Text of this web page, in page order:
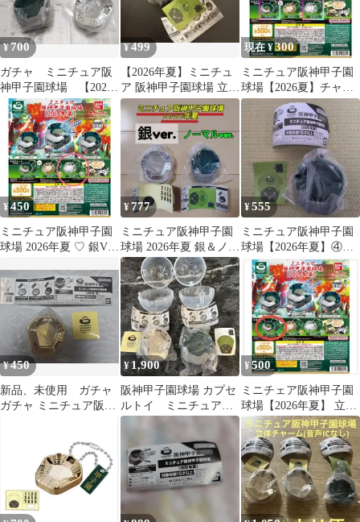
¥ 700
ガチャ ミニチュア阪
神甲子園球場 【2025
年春】 チャーム ノ
ーマル 銀
¥499
【2026年夏】ミニチュ
ア 阪神甲子園球場 立体
チャーム ④ノーマル
Ver.
現在 ¥300
ミニチュア阪神甲子園
球場【2026夏】チャー
ム ノーマル/銀ver 2種
セット
¥450
ミニチュア阪神甲子園
球場 2026年夏 ♡ 銀Ver.
¥777
ミニチュア阪神甲子園
球場 2026年夏 銀＆ノー
マル 2種セット
¥555
ミニチュア阪神甲子園
球場【2026年夏】④球
場チャーム ノーマル
ver.②
¥450
新品、未使用 ガチャ
ガチャ ミニチュア阪神
¥1,900
阪神甲子園球場 カプセ
ルトイ ミニチュア
2025年 夏 サイレ
ン 銀
¥500
ミニチェア阪神甲子園
球場【2026年夏】 立体
チャーム 2個